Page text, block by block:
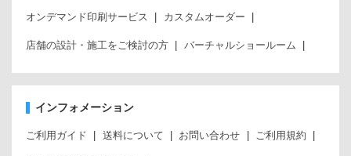
オンデマンド印刷サービス カスタムオーダー
店舗の設計・施工をご検討の方 バーチャルショールーム
インフォメーション
ご利用ガイド 送料について お問い合わせ ご利用規約